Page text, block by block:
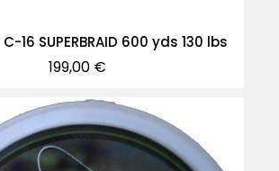
C-16 SUPERBRAID 600 yds 130 lbs
Precio
199,00 €